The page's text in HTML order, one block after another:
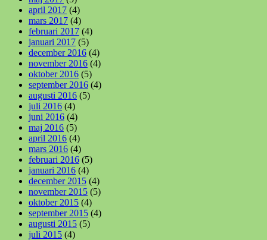
april 2017 (4)
mars 2017 (4)
februari 2017 (4)
januari 2017 (5)
december 2016 (4)
november 2016 (4)
oktober 2016 (5)
september 2016 (4)
augusti 2016 (5)
juli 2016 (4)
juni 2016 (4)
maj 2016 (5)
april 2016 (4)
mars 2016 (4)
februari 2016 (5)
januari 2016 (4)
december 2015 (4)
november 2015 (5)
oktober 2015 (4)
september 2015 (4)
augusti 2015 (5)
juli 2015 (4)